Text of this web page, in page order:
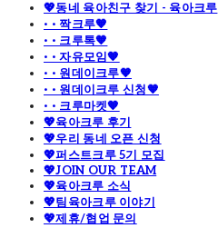
💖동네 육아친구 찾기 - 육아크루
· · 짝크루🧡
· · 크루톡🧡
· · 자유모임🧡
· · 원데이크루🧡
· · 원데이크루 신청🧡
· · 크루마켓🧡
💖육아크루 후기
💖우리 동네 오픈 신청
💖퍼스트크루 5기 모집
💖JOIN OUR TEAM
💖육아크루 소식
💖팀육아크루 이야기
💖제휴/협업 문의